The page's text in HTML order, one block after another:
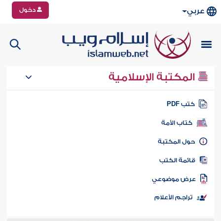
عربي دخول
المكتبة الإسلامية
كتب PDF
كتاب الأمة
المكتبة
الكتب
موضوعي